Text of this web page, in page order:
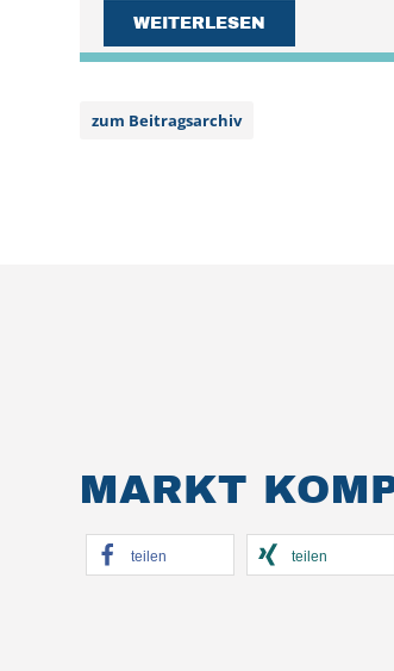
WEITERLESEN
zum Beitragsarchiv
MARKT
teilen teilen